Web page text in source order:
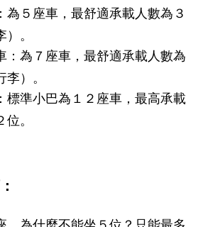
為５座車，最舒適承載人數為３
。
：為７座車，最舒適承載人數為
）。
標準小巴為１２座車，最高承載
。
，為什麼不能坐５位？只能最多